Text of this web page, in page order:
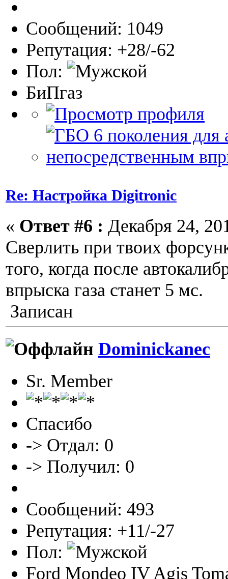
Сообщений: 1049
Репутация: +28/-62
Пол:
БиПгаз
Re: Настройка Digitronic
« Ответ #6 : Декабря 24,
Сверлить при твоих
того, когда после
впрыска газа станет 5 мс.
Записан
Dominickanec
Sr. Member
Спасибо
-> Отдал: 0
-> Получил: 0
Сообщений: 493
Репутация: +11/-27
Пол:
Ford Mondeo IV Agis